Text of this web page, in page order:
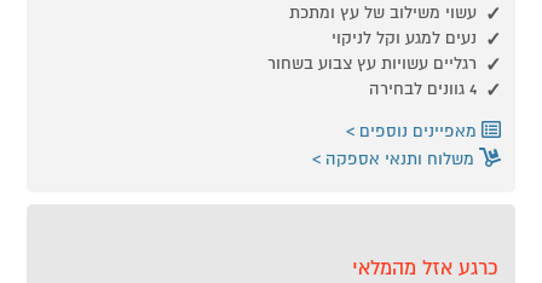
עשוי משילוב של עץ ומתכת
נעים למגע וקל לניקוי
רגליים עשויות עץ צבוע בשחור
4 גוונים לבחירה
מאפיינים נוספים
משלוח ותנאי אספקה
כרגע אזל מהמלאי